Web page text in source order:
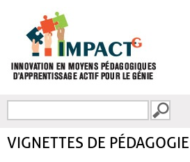
FORMULAIRE DE
VIGNETTES DE